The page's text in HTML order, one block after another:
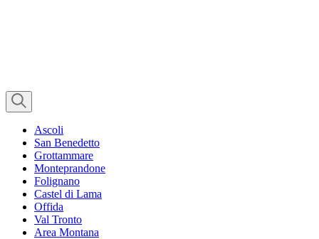
Ascoli
San Benedetto
Grottammare
Monteprandone
Folignano
Castel di Lama
Offida
Val Tronto
Area Montana